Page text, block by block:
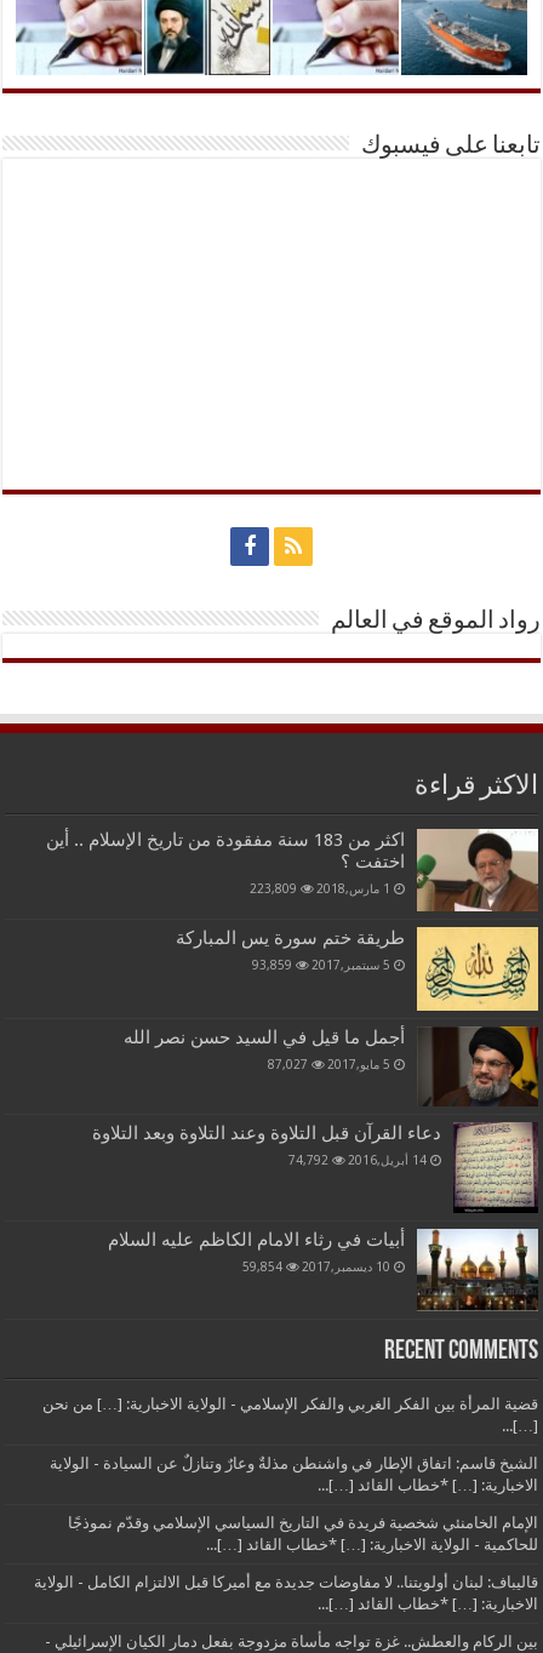
تابعنا على فيسبوك
رواد الموقع في العالم
الاكثر قراءة
اكثر من 183 سنة مفقودة من تاريخ الإسلام .. أين
اختفت ؟
1 مارس,2018 223,809
طريقة ختم سورة يس المباركة
5 سبتمبر,2017 93,859
أجمل ما قيل في السيد حسن نصر الله
5 مايو,2017 87,027
دعاء القرآن قبل التلاوة وعند التلاوة وبعد التلاوة
14 أبريل,2016 74,792
أبيات في رثاء الامام الكاظم عليه السلام
10 ديسمبر,2017 59,854
Recent Comments
قضية المرأة بين الفكر الغربي والفكر الإسلامي - الولاية الاخبارية: […] من نحن
[…]...
الشيخ قاسم: اتفاق الإطار في واشنطن مذلةٌ وعارٌ وتنازلٌ عن السيادة - الولاية
الاخبارية: […] *خطاب القائد […]...
الإمام الخامنئي شخصية فريدة في التاريخ السياسي الإسلامي وقدّم نموذجًا
للحاكمية - الولاية الاخبارية: […] *خطاب القائد […]...
قاليباف: لبنان أولويتنا.. لا مفاوضات جديدة مع أميركا قبل الالتزام الكامل - الولاية
الاخبارية: […] *خطاب القائد […]...
بين الركام والعطش.. غزة تواجه مأساة مزدوجة بفعل دمار الكيان الإسرائيلي -